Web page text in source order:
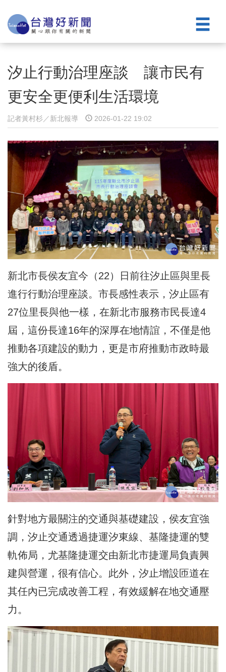
汐止行動治理座談 讓市民有
更安全更便利生活環境
記者黃村杉／新北報導 2026-01-22 19:02
新北市長侯友宜今（22）日前往汐止區與里長
進行行動治理座談。市長感性表示，汐止區有
27位里長與他一樣，在新北市服務市民長達4
屆，這份長達16年的深厚在地情誼，不僅是他
推動各項建設的動力，更是市府推動市政時最
強大的後盾。
針對地方最關注的交通與基礎建設，侯友宜強
調，汐止交通透過捷運汐東線、基隆捷運的雙
軌佈局，尤基隆捷運交由新北市捷運局負責興
建與營運，很有信心。此外，汐止增設匝道在
其任內已完成改善工程，有效緩解在地交通壓
力。